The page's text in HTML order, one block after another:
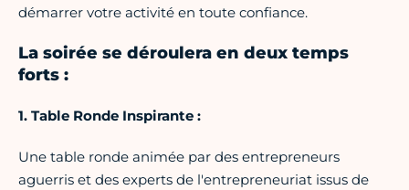
démarrer votre activité en toute confiance.
La soirée se déroulera en deux temps
forts :
1. Table Ronde Inspirante :
Une table ronde animée par des entrepreneurs
aguerris et des experts de l'entrepreneuriat issus de